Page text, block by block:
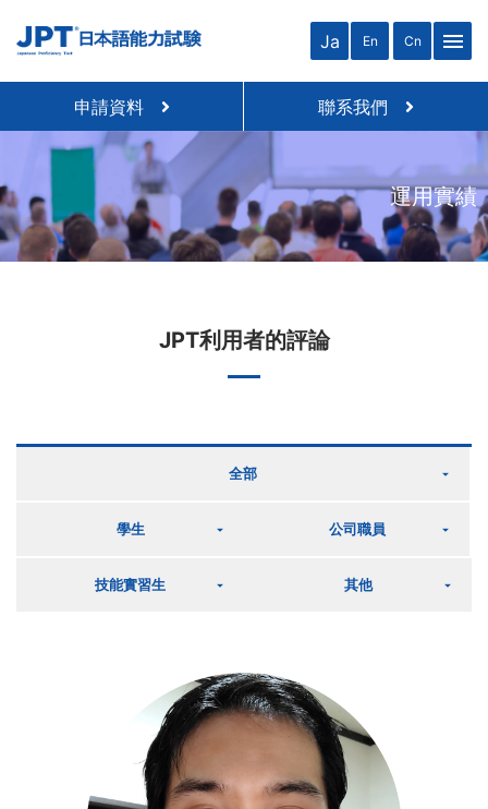
Ja En Cn menu
申請資料 聯系我們
運用實績
JPT利用者的評論
全部
學生 公司職員
技能實習生 其他